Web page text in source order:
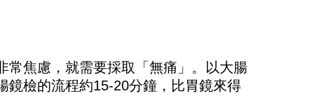
常焦慮，就需要採取「無痛」。以大腸
鏡檢的流程約15-20分鐘，比胃鏡來得